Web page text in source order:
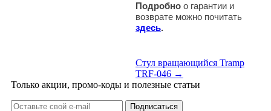
Подробно о гарантии и
возврате можно почитать
здесь.
Стул вращающийся Tramp
TRF-046 →
Только акции, промо-коды и полезные статьи